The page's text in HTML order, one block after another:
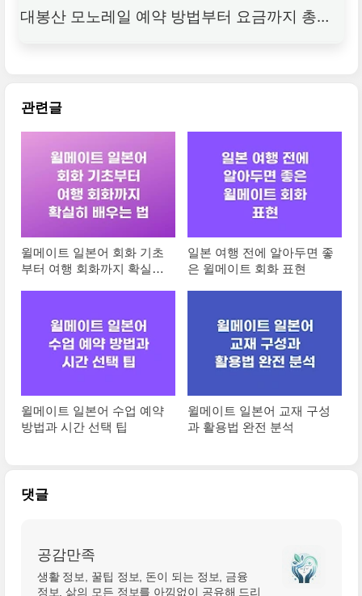
대봉산 모노레일 예약 방법부터 요금까지 총정
관련글
윌메이트 일본어 회화 기초
부터 여행 회화까지 확실히
일본 여행 전에 알아두면 좋
은 윌메이트 회화 표현
윌메이트 일본어 수업 예약
방법과 시간 선택 팁
윌메이트 일본어 교재 구성
과 활용법 완전 분석
댓글
공감만족
생활 정보, 꿀팁 정보, 돈이 되는 정보, 금융
정보, 삶의 모든 정보를 아낌없이 공유해 드리